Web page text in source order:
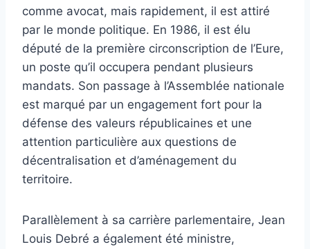
comme avocat, mais rapidement, il est attiré
par le monde politique. En 1986, il est élu
député de la première circonscription de l’Eure,
un poste qu’il occupera pendant plusieurs
mandats. Son passage à l’Assemblée nationale
est marqué par un engagement fort pour la
défense des valeurs républicaines et une
attention particulière aux questions de
décentralisation et d’aménagement du
territoire.
Parallèlement à sa carrière parlementaire, Jean
Louis Debré a également été ministre,